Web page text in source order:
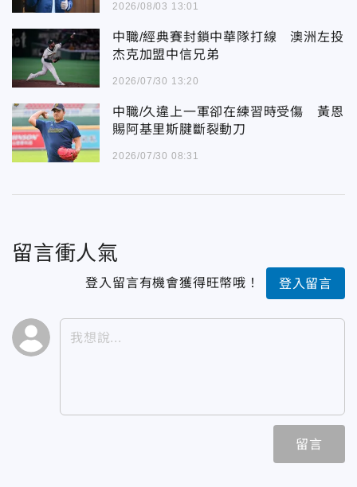
2026/08/03 13:01
中職/經典賽封鎖中華隊打線 澳洲左投
杰克加盟中信兄弟
2026/07/30 13:20
中職/久違上一軍卻在練習時受傷 黃恩
賜阿基里斯腱斷裂動刀
2026/07/30 08:31
留言衝人氣
登入留言有機會獲得旺幣哦！ 登入留言
留言